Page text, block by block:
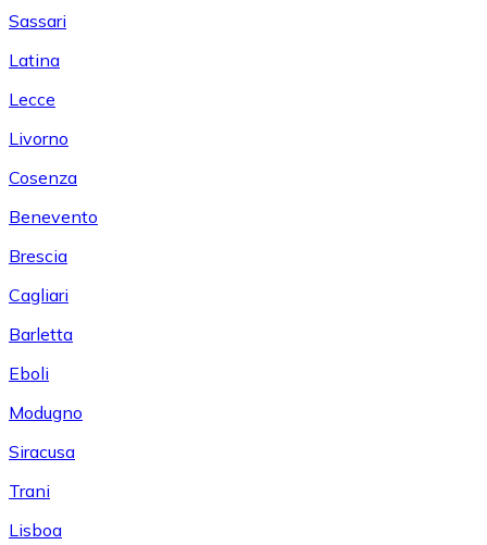
Sassari
Latina
Lecce
Livorno
Cosenza
Benevento
Brescia
Cagliari
Barletta
Eboli
Modugno
Siracusa
Trani
Lisboa